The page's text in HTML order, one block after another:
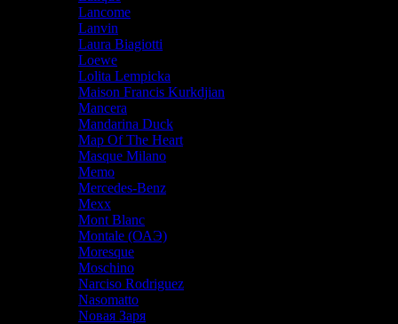
Lancome
Lanvin
Laura Biagiotti
Loewe
Lolita Lempicka
Maison Francis Kurkdjian
Mancera
Mandarina Duck
Map Of The Heart
Masque Milano
Memo
Mercedes-Benz
Mexx
Mont Blanc
Montale (ОАЭ)
Moresque
Moschino
Narciso Rodriguez
Nasomatto
Nовая Заря